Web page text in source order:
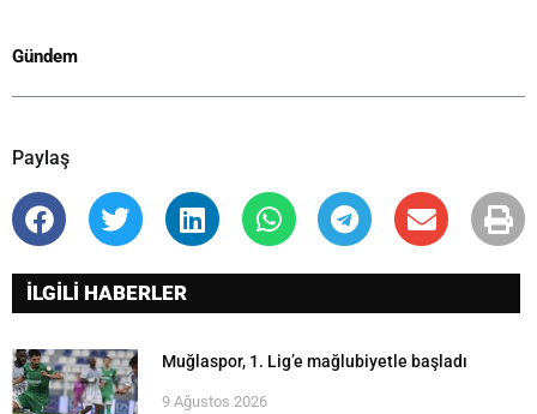
Gündem
Paylaş
İLGİLİ HABERLER
Muğlaspor, 1. Lig’e mağlubiyetle başladı
9 Ağustos 2026